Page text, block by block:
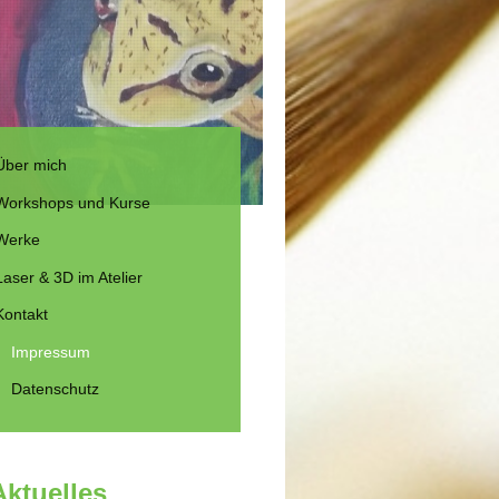
mich
und Kurse
& 3D im Atelier
Impressum
Datenschutz